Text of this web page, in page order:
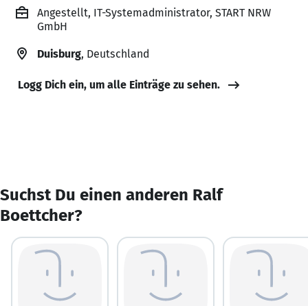
Angestellt, IT-Systemadministrator, START NRW
GmbH
Duisburg, Deutschland
Logg Dich ein, um alle Einträge zu sehen.
Suchst Du einen anderen Ralf
Boettcher?